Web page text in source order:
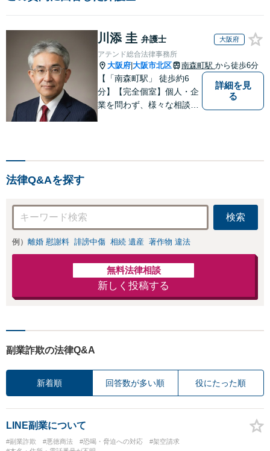
川添 圭 弁護士 大阪府
アテンド総合法律事務所
大阪府 大阪市北区 南森町駅 から徒歩6分
【「南森町駅」 徒歩約6
分】【完全個室】個人・企
業を問わず、様々な相談を
詳細を見
る
法律Q&Aを探す
検索
例） 離婚 慰謝料 誹謗中傷 相続 遺産 著作物 違法
無料法律相談
新しく投稿する
副業詐欺の法律Q&A
新着順 回答数が多い順 役にたった順
LINE副業について
#副業詐欺 #悪徳商法 #恐喝・脅迫への対応
#架空請求